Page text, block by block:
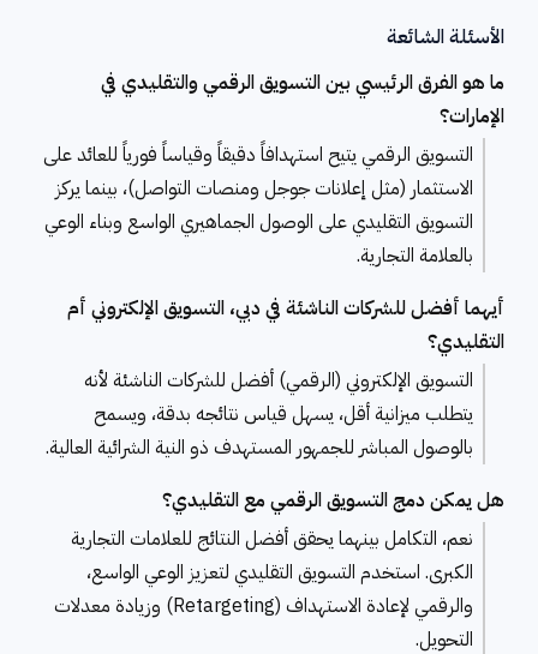
الأسئلة الشائعة
ما هو الفرق الرئيسي بين التسويق الرقمي والتقليدي في
الإمارات؟
التسويق الرقمي يتيح استهدافاً دقيقاً وقياساً فورياً للعائد على
الاستثمار (مثل إعلانات جوجل ومنصات التواصل)، بينما يركز
التسويق التقليدي على الوصول الجماهيري الواسع وبناء الوعي
بالعلامة التجارية.
أيهما أفضل للشركات الناشئة في دبي، التسويق الإلكتروني أم
التقليدي؟
التسويق الإلكتروني (الرقمي) أفضل للشركات الناشئة لأنه
يتطلب ميزانية أقل، يسهل قياس نتائجه بدقة، ويسمح
بالوصول المباشر للجمهور المستهدف ذو النية الشرائية العالية.
هل يمكن دمج التسويق الرقمي مع التقليدي؟
نعم، التكامل بينهما يحقق أفضل النتائج للعلامات التجارية
الكبرى. استخدم التسويق التقليدي لتعزيز الوعي الواسع،
والرقمي لإعادة الاستهداف (Retargeting) وزيادة معدلات
التحويل.